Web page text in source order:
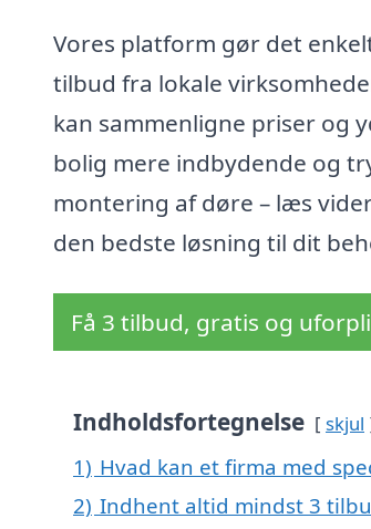
Vores platform gør det
tilbud fra lokale
kan sammenligne priser og
bolig mere indbydende og
montering af døre – læs
den bedste løsning til dit
Få 3 tilbud, gratis og
Indholdsfortegnelse skjul
1) Hvad kan et firma med
2) Indhent altid mindst 3